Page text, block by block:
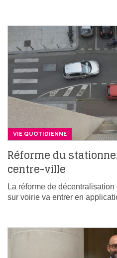
VIE QUOTIDIENNE
Réforme du
centre-ville
La réforme de
sur voirie va entrer en